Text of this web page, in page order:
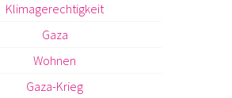
Klimagerechtigkeit
Gaza
Wohnen
Gaza-Krieg